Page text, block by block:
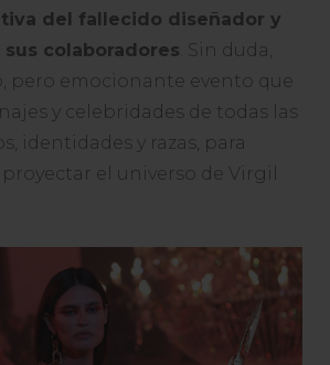
del fallecido diseñador y
colaboradores . Sin duda,
pero emocionante evento que
y celebridades de todas las
identidades y razas, para
el universo de Virgil